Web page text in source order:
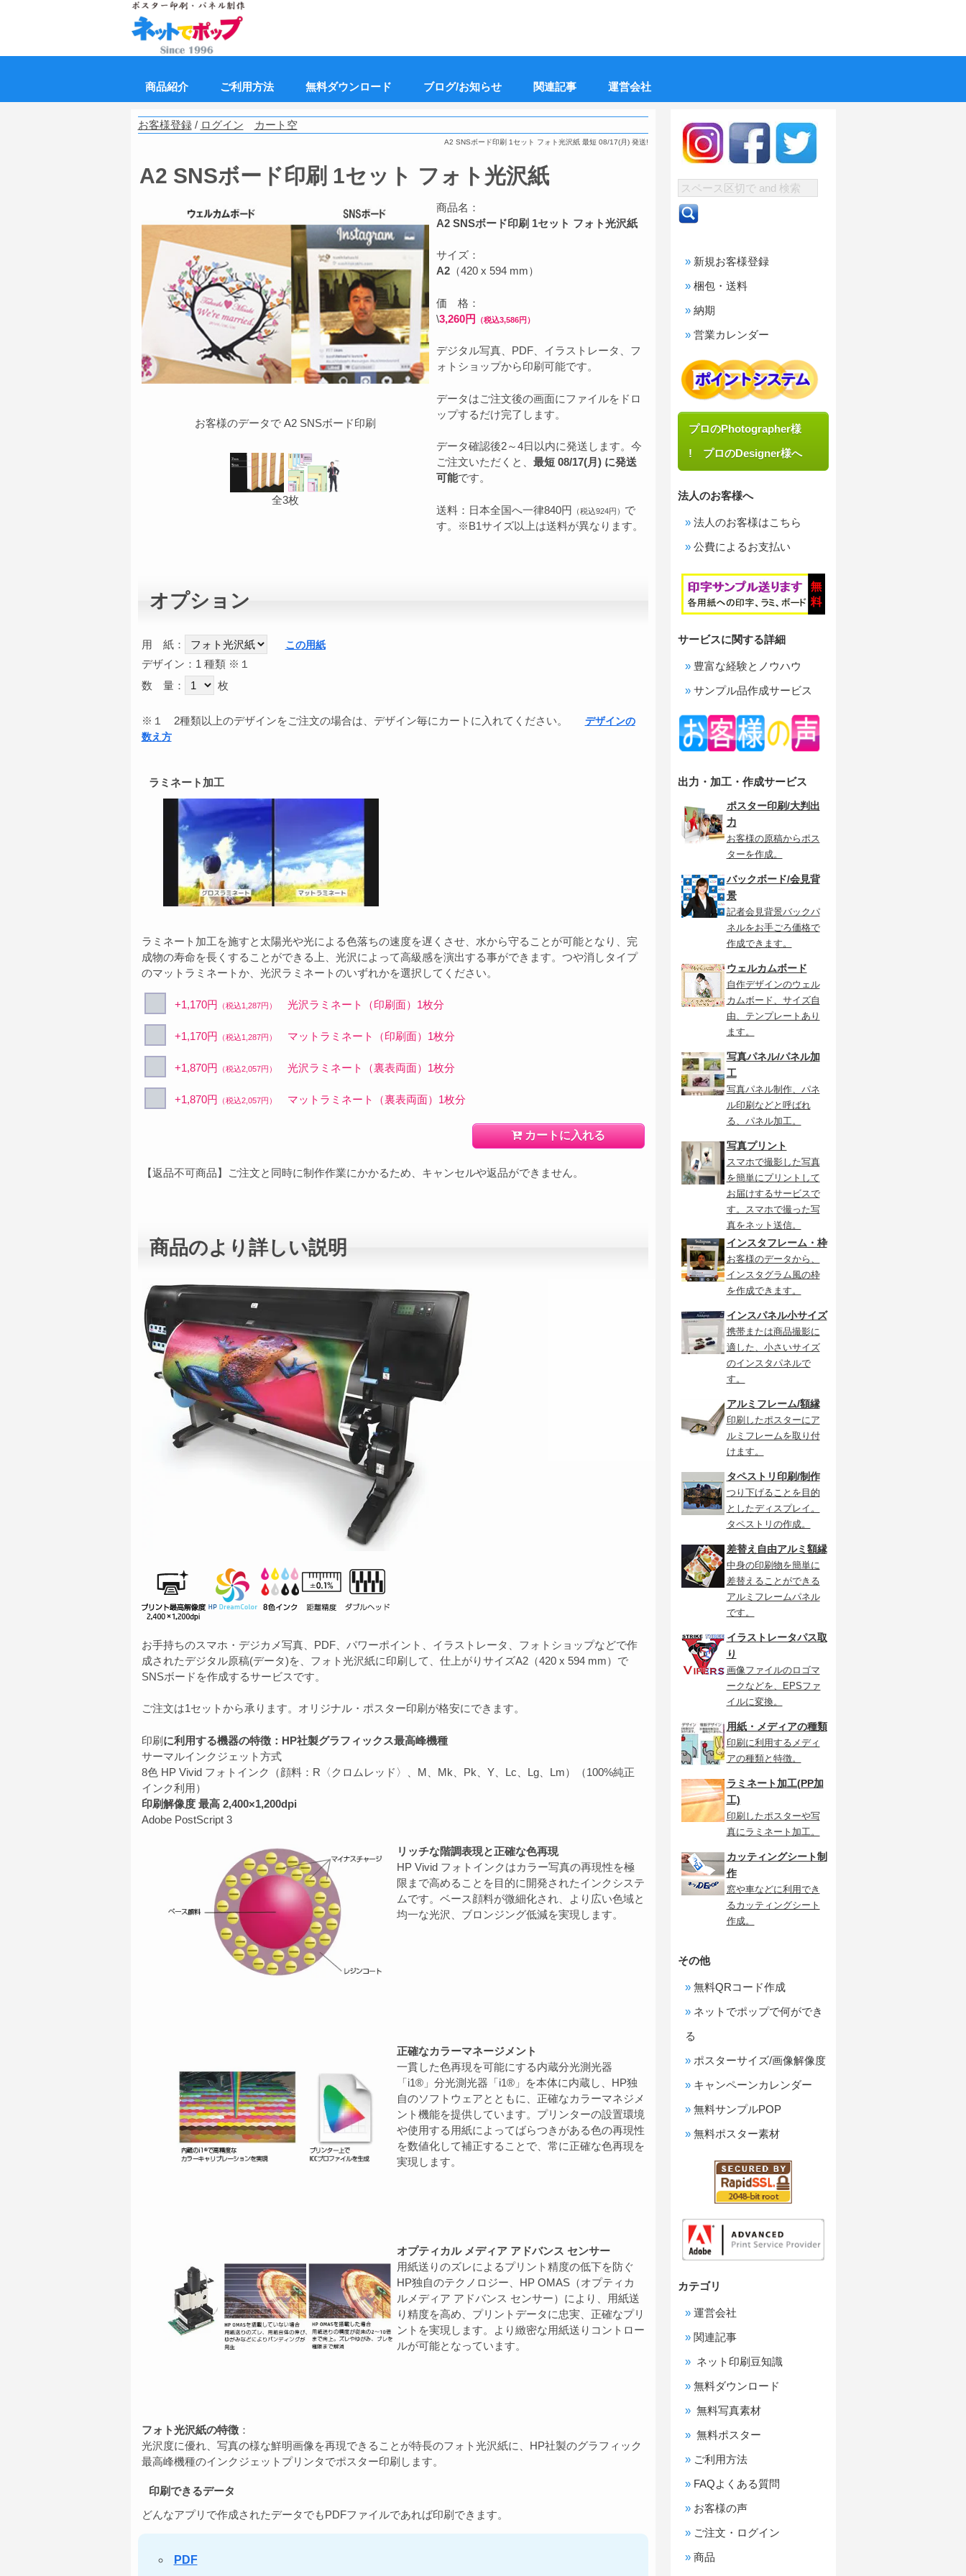
商品紹介 ご利用方法 無料ダウンロード ブログ/お知らせ 関連記事 運営会社
お客様登録/ ログイン カート空
A2 SNSボード印刷 1セット フォト光沢紙 最短 08/17(月) 発送!
A2 SNSボード印刷 1セット フォト光沢紙
お客様のデータで A2 SNSボード印刷
全3枚
商品名：
A2 SNSボード印刷 1セット フォト光沢紙
サイズ：
A2（420 x 594 mm）
価 格：
\3,260円 （税込3,586円）
デジタル写真、PDF、イラストレータ、フ
ォトショップから印刷可能です。
データはご注文後の画面にファイルをドロ
ップするだけ完了します。
データ確認後2～4日以内に発送します。今
ご注文いただくと、 最短 08/17(月) に発送
可能です。
送料：日本全国へ一律840円 （税込924円）
で
す。※B1サイズ以上は送料が異なります。
オプション
用 紙： この用紙
デザイン：1 種類 ※１
数 量：
枚
※１ 2種類以上のデザインをご注文の場合は、デザイン毎にカートに入れてください。
デザインの
数え方
ラミネート加工
ラミネート加工を施すと太陽光や光による色落ちの速度を遅くさせ、水から守ることが可能となり、完
成物の寿命を長くすることができる上、光沢によって高級感を演出する事ができます。つや消しタイプ
のマットラミネートか、光沢ラミネートのいずれかを選択してください。
+1,170円 （税込1,287円） 光沢ラミネート（印刷面）1枚分
+1,170円 （税込1,287円） マットラミネート（印刷面）1枚分
+1,870円 （税込2,057円） 光沢ラミネート（裏表両面）1枚分
+1,870円 （税込2,057円） マットラミネート（裏表両面）1枚分
カートに入れる
【返品不可商品】ご注文と同時に制作作業にかかるため、キャンセルや返品ができません。
商品のより詳しい説明
お手持ちのスマホ・デジカメ写真、PDF、パワーポイント、イラストレータ、フォトショップなどで作
成されたデジタル原稿(データ)を、フォト光沢紙に印刷して、仕上がりサイズA2（420 x 594 mm）で
SNSボードを作成するサービスです。
ご注文は1セットから承ります。オリジナル・ポスター印刷が格安にできます。
印刷 に利用する機器の特徴：HP社製グラフィックス最高峰機種
サーマルインクジェット方式
8色 HP Vivid フォトインク（顔料：R〈クロムレッド〉、M、Mk、Pk、Y、Lc、Lg、Lm）（100%純正
インク利用）
印刷解像度 最高 2,400×1,200dpi
Adobe PostScript 3
リッチな階調表現と正確な色再現
HP Vivid フォトインクはカラー写真の再現性を極
限まで高めることを目的に開発されたインクシステ
ムです。ベース顔料が微細化され、より広い色域と
均一な光沢、ブロンジング低減を実現します。
正確なカラーマネージメント
一貫した色再現を可能にする内蔵分光測光器
「i1®」分光測光器「i1®」を本体に内蔵し、HP独
自のソフトウェアとともに、正確なカラーマネジメ
ント機能を提供しています。プリンターの設置環境
や使用する用紙によってばらつきがある色の再現性
を数値化して補正することで、常に正確な色再現を
実現します。
オプティカル メディア アドバンス センサー
用紙送りのズレによるプリント精度の低下を防ぐ
HP独自のテクノロジー、HP OMAS（オプティカ
ルメディア アドバンス センサー）により、用紙送
り精度を高め、プリントデータに忠実、正確なプリ
ントを実現します。より緻密な用紙送りコントロー
ルが可能となっています。
フォト光沢紙の特徴：
光沢度に優れ、写真の様な鮮明画像を再現できることが特長のフォト光沢紙に、HP社製のグラフィック
最高峰機種のインクジェットプリンタでポスター印刷します。
印刷できるデータ
どんなアプリで作成されたデータでもPDFファイルであれば印刷できます。
PDF
新規お客様登録
梱包・送料
納期
営業カレンダー
プロのPhotographer様
! プロのDesigner様へ
法人のお客様へ
法人のお客様はこちら
公費によるお支払い
サービスに関する詳細
豊富な経験とノウハウ
サンプル品作成サービス
出力・加工・作成サービス
ポスター印刷/大判出
力
お客様の原稿からポス
ターを作成。
バックボード/会見背
景
記者会見背景バックパ
ネルをお手ごろ価格で
作成できます。
ウェルカムボード
自作デザインのウェル
カムボード、サイズ自
由、テンプレートあり
ます。
写真パネル/パネル加
工
写真パネル制作、パネ
ル印刷などと呼ばれ
る、パネル加工。
写真プリント
スマホで撮影した写真
を簡単にプリントして
お届けするサービスで
す。スマホで撮った写
真をネット送信。
インスタフレーム・枠
お客様のデータから、
インスタグラム風の枠
を作成できます。
インスパネル小サイズ
携帯または商品撮影に
適した、小さいサイズ
のインスタパネルで
す。
アルミフレーム/額縁
印刷したポスターにア
ルミフレームを取り付
けます。
タペストリ印刷/制作
つり下げることを目的
としたディスプレイ。
タペストリの作成。
差替え自由アルミ額縁
中身の印刷物を簡単に
差替えることができる
アルミフレームパネル
です。
イラストレータパス取
り
画像ファイルのロゴマ
ークなどを、EPSファ
イルに変換。
用紙・メディアの種類
印刷に利用するメディ
アの種類と特徴。
ラミネート加工(PP加
工)
印刷したポスターや写
真にラミネート加工。
カッティングシート制
作
窓や車などに利用でき
るカッティングシート
作成。
その他
無料QRコード作成
ネットでポップで何ができ
る
ポスターサイズ/画像解像度
キャンペーンカレンダー
無料サンプルPOP
無料ポスター素材
カテゴリ
運営会社
関連記事
ネット印刷豆知識
無料ダウンロード
無料写真素材
無料ポスター
ご利用方法
FAQよくある質問
お客様の声
ご注文・ログイン
商品